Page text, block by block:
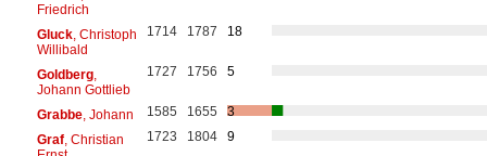
Friedrich
Gluck, Christoph
Willibald
1714 1787 18
Goldberg,
Johann Gottlieb
1727 1756 5
Grabbe, Johann 1585 1655
3
Graf, Christian
1723 1804 9